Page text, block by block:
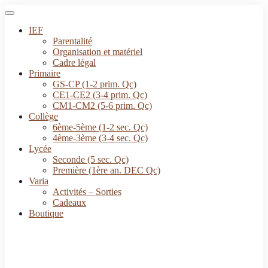
IEF
Parentalité
Organisation et matériel
Cadre légal
Primaire
GS-CP (1-2 prim. Qc)
CE1-CE2 (3-4 prim. Qc)
CM1-CM2 (5-6 prim. Qc)
Collège
6ème-5ème (1-2 sec. Qc)
4ème-3ème (3-4 sec. Qc)
Lycée
Seconde (5 sec. Qc)
Première (1ère an. DEC Qc)
Varia
Activités – Sorties
Cadeaux
Boutique